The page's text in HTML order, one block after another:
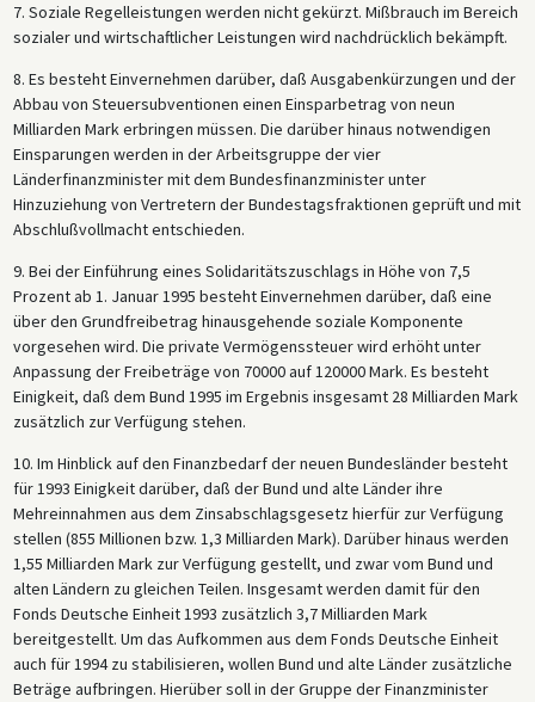
7. Soziale Regelleistungen werden nicht gekürzt. Mißbrauch im Bereich
sozialer und wirtschaftlicher Leistungen wird nachdrücklich bekämpft.
8. Es besteht Einvernehmen darüber, daß Ausgabenkürzungen und der
Abbau von Steuersubventionen einen Einsparbetrag von neun
Milliarden Mark erbringen müssen. Die darüber hinaus notwendigen
Einsparungen werden in der Arbeitsgruppe der vier
Länderfinanzminister mit dem Bundesfinanzminister unter
Hinzuziehung von Vertretern der Bundestagsfraktionen geprüft und mit
Abschlußvollmacht entschieden.
9. Bei der Einführung eines Solidaritätszuschlags in Höhe von 7,5
Prozent ab 1. Januar 1995 besteht Einvernehmen darüber, daß eine
über den Grundfreibetrag hinausgehende soziale Komponente
vorgesehen wird. Die private Vermögenssteuer wird erhöht unter
Anpassung der Freibeträge von 70000 auf 120000 Mark. Es besteht
Einigkeit, daß dem Bund 1995 im Ergebnis insgesamt 28 Milliarden Mark
zusätzlich zur Verfügung stehen.
10. Im Hinblick auf den Finanzbedarf der neuen Bundesländer besteht
für 1993 Einigkeit darüber, daß der Bund und alte Länder ihre
Mehreinnahmen aus dem Zinsabschlagsgesetz hierfür zur Verfügung
stellen (855 Millionen bzw. 1,3 Milliarden Mark). Darüber hinaus werden
1,55 Milliarden Mark zur Verfügung gestellt, und zwar vom Bund und
alten Ländern zu gleichen Teilen. Insgesamt werden damit für den
Fonds Deutsche Einheit 1993 zusätzlich 3,7 Milliarden Mark
bereitgestellt. Um das Aufkommen aus dem Fonds Deutsche Einheit
auch für 1994 zu stabilisieren, wollen Bund und alte Länder zusätzliche
Beträge aufbringen. Hierüber soll in der Gruppe der Finanzminister